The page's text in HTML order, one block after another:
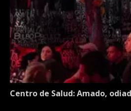
Centro de Salud: Amado,